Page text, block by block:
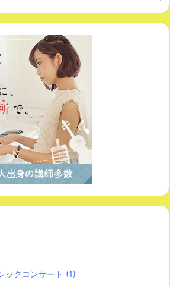
ックコンサート (1)